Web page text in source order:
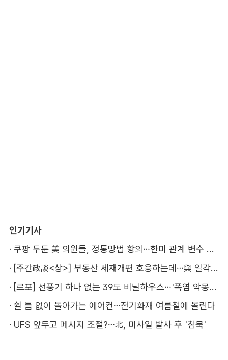
인기기사
·
쿠팡 두둔 美 의원들, 정통망법 항의…한미 관계 변수 될까
·
[주간政談<상>] 부동산 세재개편 호응하는데…與 일각의 속내
·
[르포] 선풍기 하나 없는 39도 비닐하우스…'폭염 악몽' 꾸는 이주노동자
· 쉴 틈 없이 돌아가는 에어컨…전기화재 여름철에 몰린다
· UFS 앞두고 메시지 조절?…北, 미사일 발사 후 '침묵'